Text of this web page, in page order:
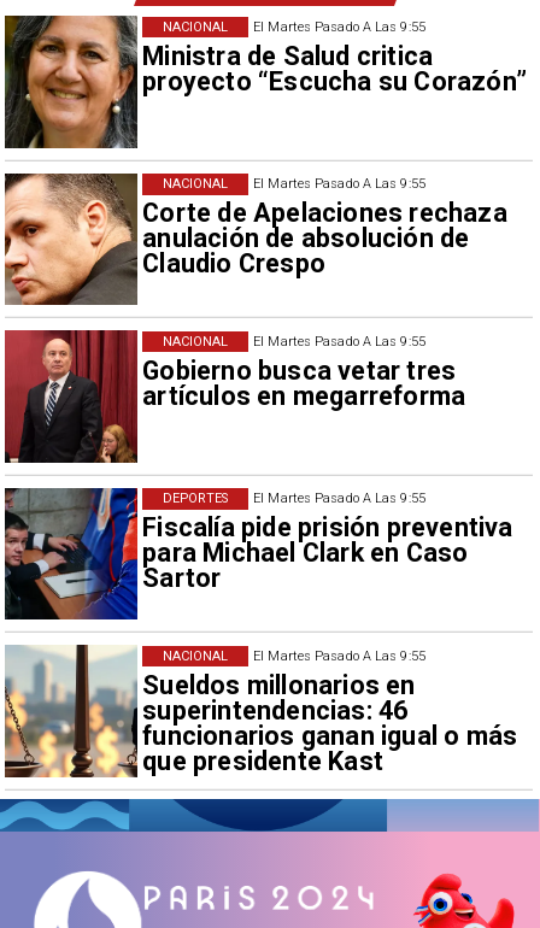
El Martes Pasado A Las 9:55
Ministra de Salud critica
proyecto “Escucha su Corazón”
NACIONAL
El Martes Pasado A Las 9:55
Corte de Apelaciones rechaza
anulación de absolución de
Claudio Crespo
NACIONAL
El Martes Pasado A Las 9:55
Gobierno busca vetar tres
artículos en megarreforma
NACIONAL
El Martes Pasado A Las 9:55
Fiscalía pide prisión preventiva
para Michael Clark en Caso
Sartor
DEPORTES
El Martes Pasado A Las 9:55
Sueldos millonarios en
superintendencias: 46
funcionarios ganan igual o más
que presidente Kast
NACIONAL